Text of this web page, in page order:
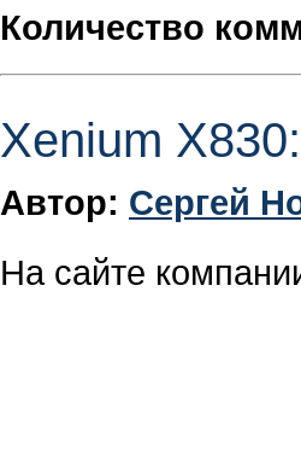
Количество
Xenium
Автор: Сергей
На сайте